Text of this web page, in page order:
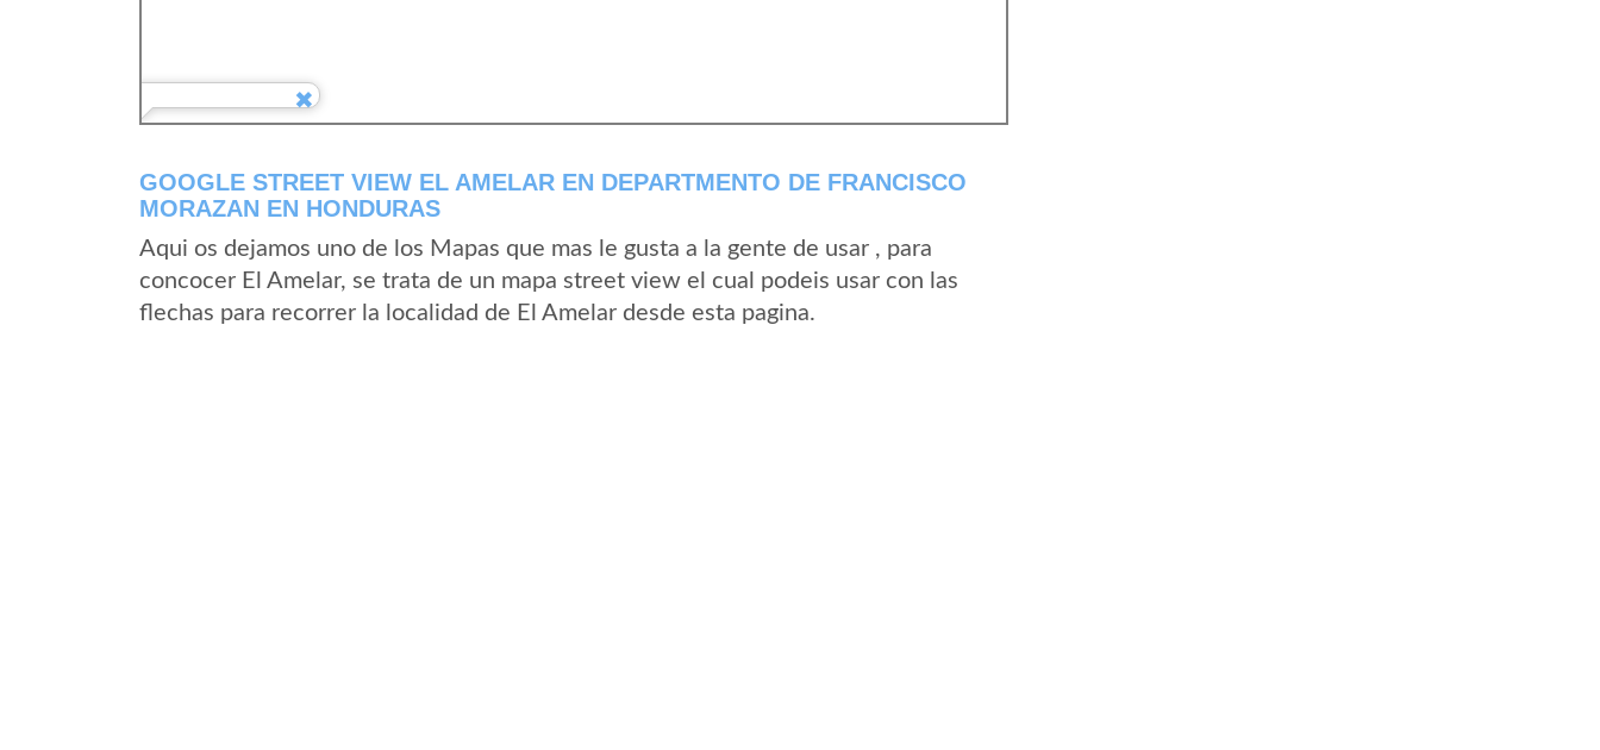
GOOGLE STREET VIEW EL AMELAR EN DEPARTMENTO DE FRANCISCO
MORAZAN EN HONDURAS
Aqui os dejamos uno de los Mapas que mas le gusta a la gente de usar , para
concocer El Amelar, se trata de un mapa street view el cual podeis usar con las
flechas para recorrer la localidad de El Amelar desde esta pagina.